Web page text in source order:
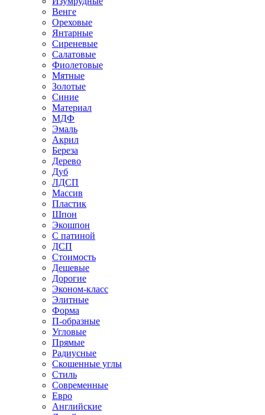
Венге
Ореховые
Янтарные
Сиреневые
Салатовые
Фиолетовые
Мятные
Золотые
Синие
Материал
МДФ
Эмаль
Акрил
Береза
Дерево
Дуб
ЛДСП
Массив
Пластик
Шпон
Экошпон
С патиной
ДСП
Стоимость
Дешевые
Дорогие
Эконом-класс
Элитные
Форма
П-образные
Угловые
Прямые
Радиусные
Скошенные углы
Стиль
Современные
Евро
Английские